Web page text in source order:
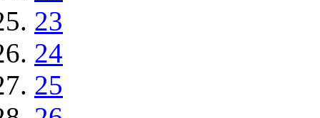
23
24
25